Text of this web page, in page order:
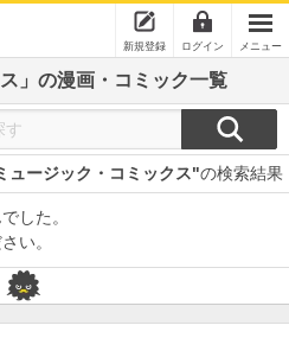
新規登録 ログイン メニュー
」の漫画・コミック一覧
ュージック・コミックス"の検索結果
した。
い。